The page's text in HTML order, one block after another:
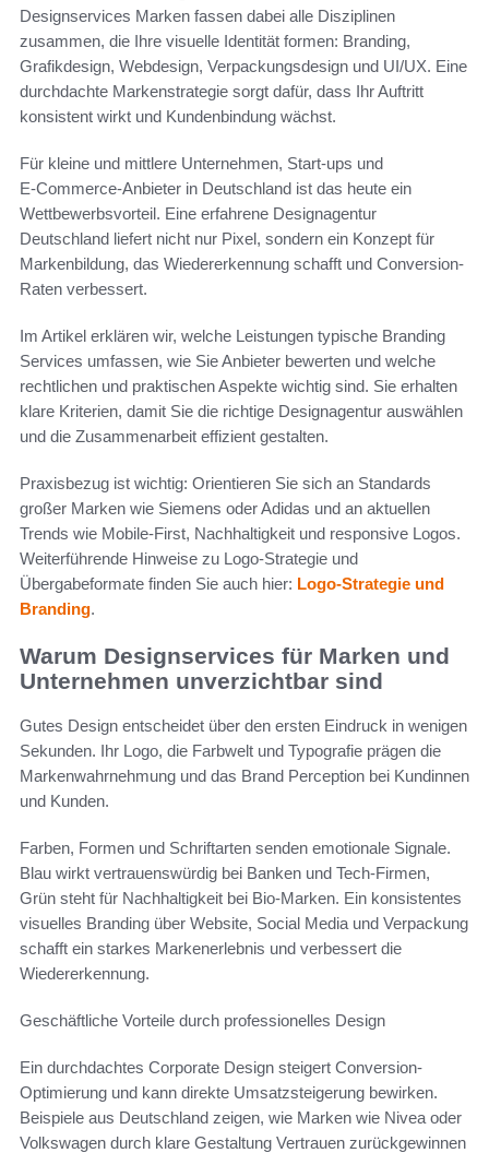
Designservices Marken fassen dabei alle Disziplinen
zusammen, die Ihre visuelle Identität formen: Branding,
Grafikdesign, Webdesign, Verpackungsdesign und UI/UX. Eine
durchdachte Markenstrategie sorgt dafür, dass Ihr Auftritt
konsistent wirkt und Kundenbindung wächst.
Für kleine und mittlere Unternehmen, Start-ups und
E‑Commerce-Anbieter in Deutschland ist das heute ein
Wettbewerbsvorteil. Eine erfahrene Designagentur
Deutschland liefert nicht nur Pixel, sondern ein Konzept für
Markenbildung, das Wiedererkennung schafft und Conversion-
Raten verbessert.
Im Artikel erklären wir, welche Leistungen typische Branding
Services umfassen, wie Sie Anbieter bewerten und welche
rechtlichen und praktischen Aspekte wichtig sind. Sie erhalten
klare Kriterien, damit Sie die richtige Designagentur auswählen
und die Zusammenarbeit effizient gestalten.
Praxisbezug ist wichtig: Orientieren Sie sich an Standards
großer Marken wie Siemens oder Adidas und an aktuellen
Trends wie Mobile-First, Nachhaltigkeit und responsive Logos.
Weiterführende Hinweise zu Logo-Strategie und
Übergabeformate finden Sie auch hier: Logo-Strategie und
Branding.
Warum Designservices für Marken und
Unternehmen unverzichtbar sind
Gutes Design entscheidet über den ersten Eindruck in wenigen
Sekunden. Ihr Logo, die Farbwelt und Typografie prägen die
Markenwahrnehmung und das Brand Perception bei Kundinnen
und Kunden.
Farben, Formen und Schriftarten senden emotionale Signale.
Blau wirkt vertrauenswürdig bei Banken und Tech-Firmen,
Grün steht für Nachhaltigkeit bei Bio-Marken. Ein konsistentes
visuelles Branding über Website, Social Media und Verpackung
schafft ein starkes Markenerlebnis und verbessert die
Wiedererkennung.
Geschäftliche Vorteile durch professionelles Design
Ein durchdachtes Corporate Design steigert Conversion-
Optimierung und kann direkte Umsatzsteigerung bewirken.
Beispiele aus Deutschland zeigen, wie Marken wie Nivea oder
Volkswagen durch klare Gestaltung Vertrauen zurückgewinnen